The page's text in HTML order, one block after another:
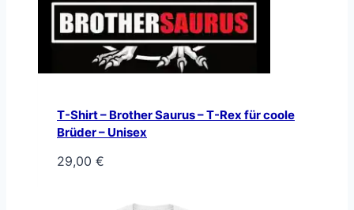
T-Shirt – Brother Saurus – T-Rex für coole
Brüder – Unisex
29,00 €